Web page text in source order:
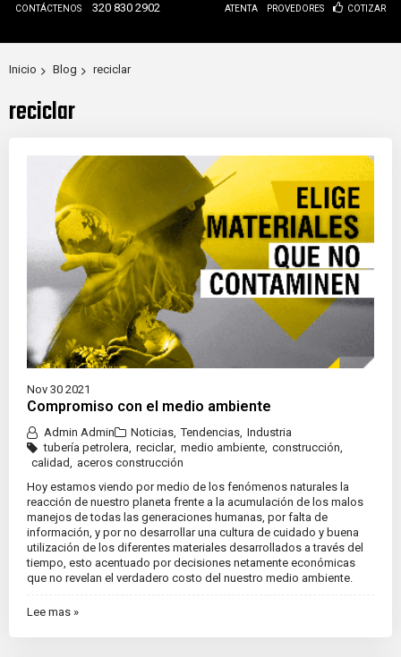
CONTÁCTENOS 320 830 2902 ATENTA PROVEDORES COTIZAR
Inicio Blog reciclar
reciclar
Nov 30 2021
Compromiso con el medio ambiente
Admin Admin Noticias, Tendencias, Industria
tubería petrolera, reciclar, medio ambiente, construcción,
calidad, aceros construcción
Hoy estamos viendo por medio de los fenómenos naturales la
reacción de nuestro planeta frente a la acumulación de los malos
manejos de todas las generaciones humanas, por falta de
información, y por no desarrollar una cultura de cuidado y buena
utilización de los diferentes materiales desarrollados a través del
tiempo, esto acentuado por decisiones netamente económicas
que no revelan el verdadero costo del nuestro medio ambiente.
Lee mas »